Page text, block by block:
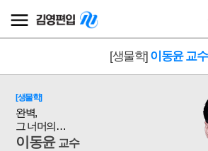
[생물학] 이동윤 교수
[생물학]
완벽,
그 너머의
BIOLOGY
이동윤 교수